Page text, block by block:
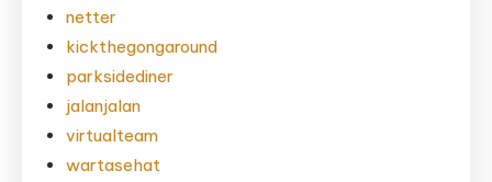
netter
kickthegongaround
parksidediner
jalanjalan
virtualteam
wartasehat